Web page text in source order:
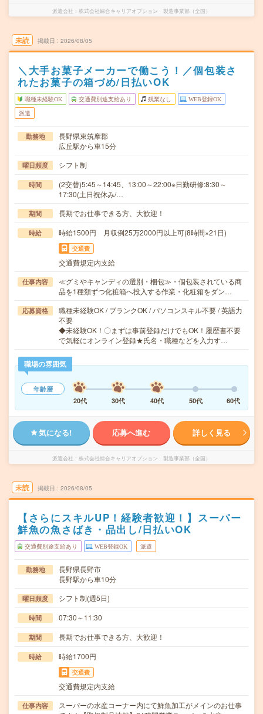
派遣会社 株式会社綜合キャリアオプション 製造事業部（全国）
未読 掲載日 2026/08/05
＼大手お菓子メーカーで働こう！／個包装さ
れたお菓子の箱づめ/日払いOK
職種未経験OK 交通費別途支給あり 残業なし WEB登録OK
派遣
勤務地
長野県東筑摩郡
広丘駅から車15分
曜日頻度 シフト制
時間
(2交替)5:45～14:45、13:00～22:00※日勤研修:8:30～
17:30(土日祝休み/…
期間 長期でお仕事できる方、大歓迎！
時給 時給1500円 月収例25万2000円以上可(8時間×21日)
交通費
交通費規定内支給
仕事内容
≪グミやキャンディの選別・梱包≫・個包装されている商
品を1種類ずつ化粧箱へ投入する作業・化粧箱をダン…
応募資格
職種未経験OK / ブランクOK / パソコンスキル不要 / 英語力
不要
◆未経験OK！〇まずは事前登録だけでもOK！履歴書不要
で気軽にオンライン登録★氏名・職種などを入力す…
職場の雰囲気
年齢層
20代
30代 40代 50代 60代
気になる! 応募へ進む 詳しく見る
派遣会社 株式会社綜合キャリアオプション 製造事業部（全国）
未読 掲載日 2026/08/05
【さらにスキルUP！経験者歓迎！】スーパー
鮮魚の魚さばき・品出し/日払いOK
交通費別途支給あり WEB登録OK 派遣
勤務地
長野県長野市
長野駅から車10分
曜日頻度 シフト制(週5日)
時間 07:30～11:30
期間 長期でお仕事できる方、大歓迎！
時給 時給1700円
交通費
交通費規定内支給
仕事内容
スーパーの水産コーナー内にて鮮魚加工がメインのお仕事